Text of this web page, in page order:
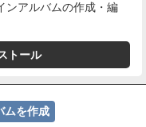
アルバムの作成・編
トール
ムを作成